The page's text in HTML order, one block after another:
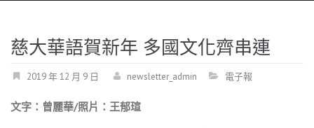
字:
慈大華語賀新年 多國文化齊串連
2019 年 12 月 9 日 newsletter_admin 電子報
文字：曾麗華/照片：王郁瑄